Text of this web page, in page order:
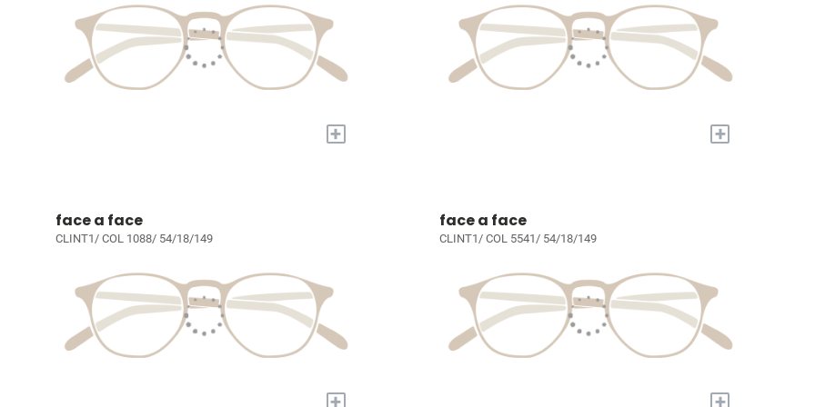
+ +
face a face
CLINT1/ COL 1088/ 54/18/149
+
face a face
CLINT1/ COL 5541/ 54/18/149
+